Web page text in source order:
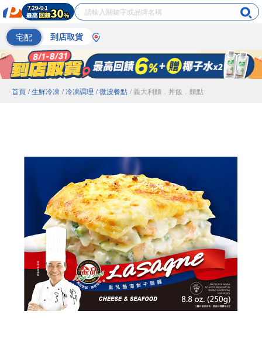
宅配 到店取貨
首頁 / 生鮮冷凍 / 冷凍調理 / 微波餐點 / 義大利麵．丼飯．麵點